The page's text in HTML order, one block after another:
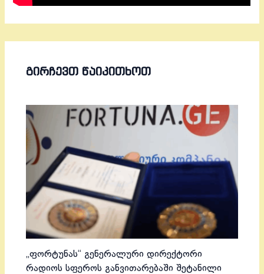
ᲒᲘᲠᲩᲔᲕᲗ ᲬᲐᲘᲙᲘᲗᲮᲝᲗ
„ფორტუნას“ გენერალური დირექტორი
რადიოს სფეროს განვითარებაში შეტანილი